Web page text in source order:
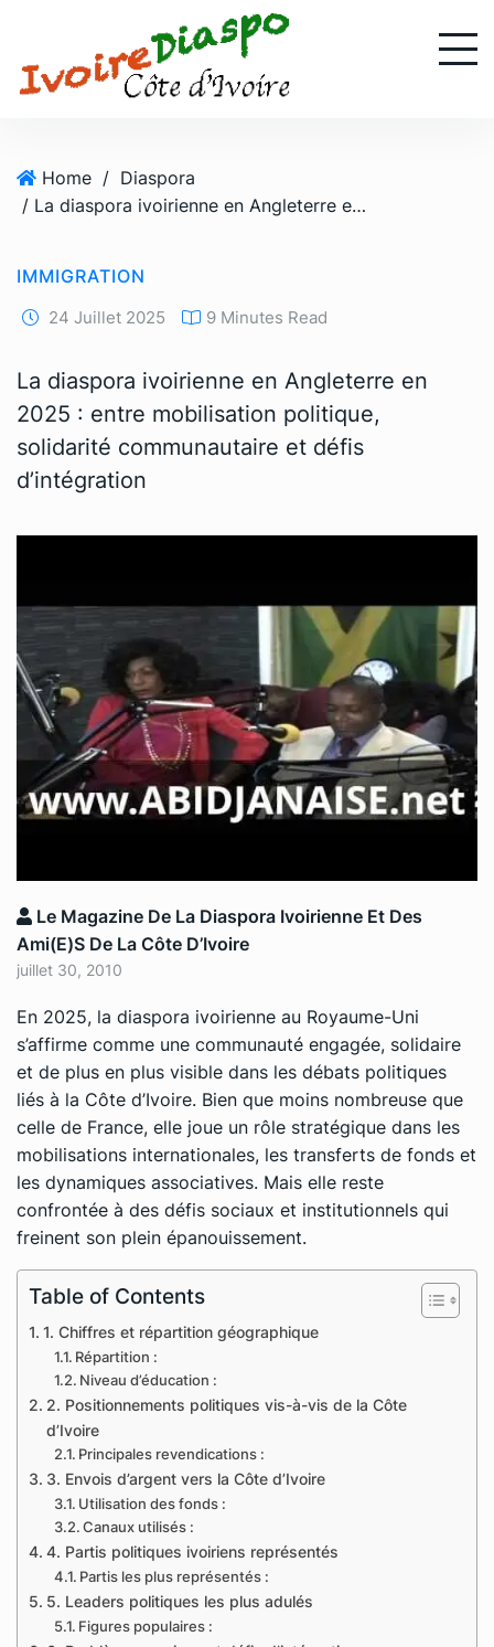
Home / Diaspora
/ La diaspora ivoirienne en Angleterre en 2025 : entre mobilisation politique, solidarité communautaire et défis d’intégration
IMMIGRATION
24 Juillet 2025 9 Minutes Read
La diaspora ivoirienne en Angleterre en
2025 : entre mobilisation politique,
solidarité communautaire et défis
d’intégration
Le Magazine De La Diaspora Ivoirienne Et Des
Ami(e)s De La Côte D’Ivoire
juillet 30, 2010
En 2025, la diaspora ivoirienne au Royaume-Uni
s’affirme comme une communauté engagée, solidaire
et de plus en plus visible dans les débats politiques
liés à la Côte d’Ivoire. Bien que moins nombreuse que
celle de France, elle joue un rôle stratégique dans les
mobilisations internationales, les transferts de fonds et
les dynamiques associatives. Mais elle reste
confrontée à des défis sociaux et institutionnels qui
freinent son plein épanouissement.
Table of Contents
1. Chiffres et répartition géographique
Répartition :
Niveau d’éducation :
2. Positionnements politiques vis-à-vis de la Côte
d’Ivoire
Principales revendications :
3. Envois d’argent vers la Côte d’Ivoire
Utilisation des fonds :
Canaux utilisés :
4. Partis politiques ivoiriens représentés
Partis les plus représentés :
5. Leaders politiques les plus adulés
Figures populaires :